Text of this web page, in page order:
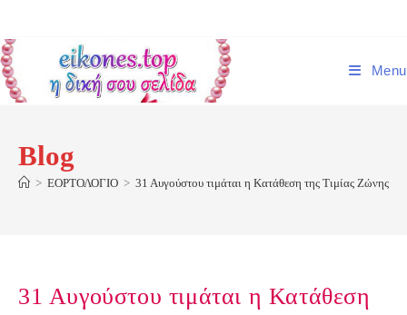
content
Menu
Blog
> ΕΟΡΤΟΛΟΓΙΟ > 31 Αυγούστου τιμάται η Κατάθεση της Τιμίας Ζώνης
31 Αυγούστου τιμάται η Κατάθεση